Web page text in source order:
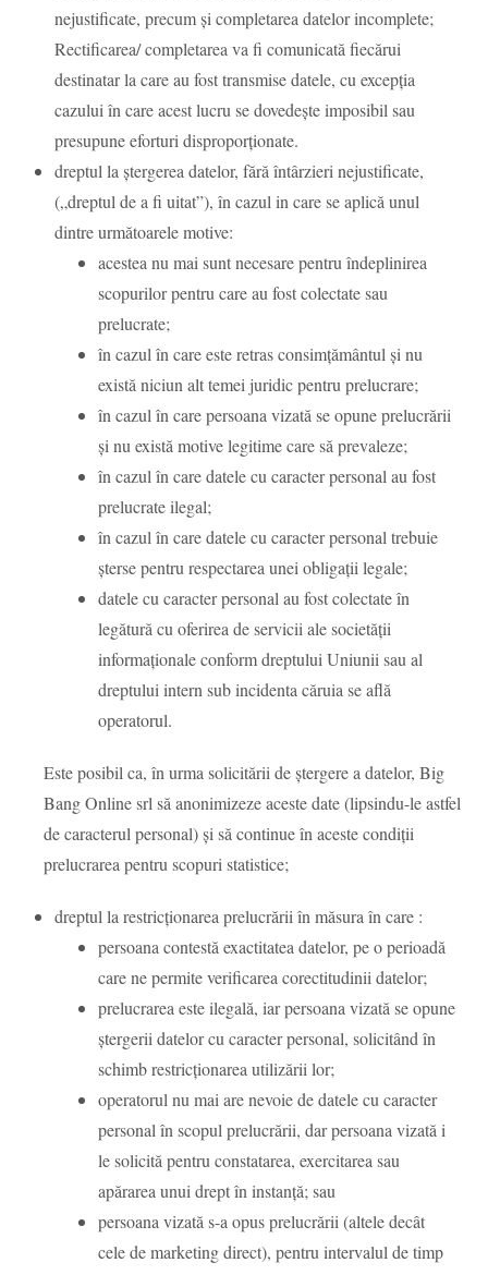
nejustificate, precum și completarea datelor incomplete;
Rectificarea/ completarea va fi comunicată fiecărui
destinatar la care au fost transmise datele, cu excepția
cazului în care acest lucru se dovedește imposibil sau
presupune eforturi disproporționate.
dreptul la ștergerea datelor, fără întârzieri nejustificate,
(„dreptul de a fi uitat”), în cazul in care se aplică unul
dintre următoarele motive:
acestea nu mai sunt necesare pentru îndeplinirea
scopurilor pentru care au fost colectate sau
prelucrate;
în cazul în care este retras consimțământul și nu
există niciun alt temei juridic pentru prelucrare;
în cazul în care persoana vizată se opune prelucrării
și nu există motive legitime care să prevaleze;
în cazul în care datele cu caracter personal au fost
prelucrate ilegal;
în cazul în care datele cu caracter personal trebuie
șterse pentru respectarea unei obligații legale;
datele cu caracter personal au fost colectate în
legătură cu oferirea de servicii ale societății
informaționale conform dreptului Uniunii sau al
dreptului intern sub incidenta căruia se află
operatorul.
Este posibil ca, în urma solicitării de ștergere a datelor, Big
Bang Online srl să anonimizeze aceste date (lipsindu-le astfel
de caracterul personal) și să continue în aceste condiții
prelucrarea pentru scopuri statistice;
dreptul la restricționarea prelucrării în măsura în care :
persoana contestă exactitatea datelor, pe o perioadă
care ne permite verificarea corectitudinii datelor;
prelucrarea este ilegală, iar persoana vizată se opune
ștergerii datelor cu caracter personal, solicitând în
schimb restricționarea utilizării lor;
operatorul nu mai are nevoie de datele cu caracter
personal în scopul prelucrării, dar persoana vizată i
le solicită pentru constatarea, exercitarea sau
apărarea unui drept în instanță; sau
persoana vizată s-a opus prelucrării (altele decât
cele de marketing direct), pentru intervalul de timp